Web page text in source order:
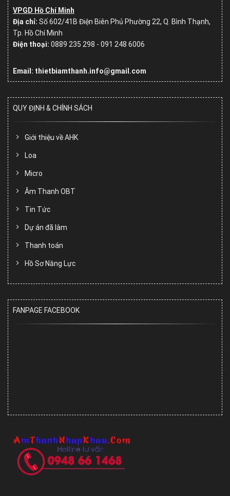
VPGD Hồ Chí Minh
Địa chỉ: Số602/41B Điện Biên Phủ Phường 22, Q. Bình Thạnh,
Tp. Hồ Chí Minh
Điện thoại: 0889 235 298 - 091 248 6006
Email: thietbiamthanh.info@gmail.com
QUY ĐỊNH & CHÍNH SÁCH
Giới thiệu về AHK
Loa
Micro
Âm Thanh OBT
Tin Tức
Dự án đã làm
Thanh toán
Hồ Sơ Năng Lực
FANPAGE FACEBOOK